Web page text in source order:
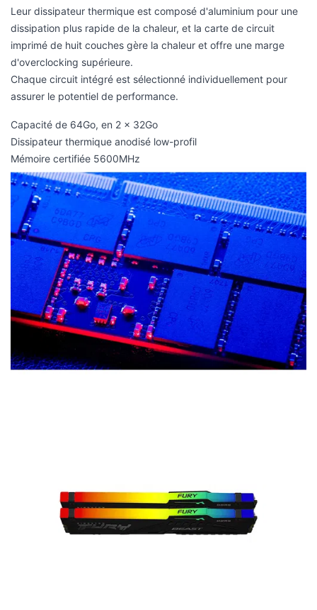
Leur dissipateur thermique est composé d'aluminium pour une
dissipation plus rapide de la chaleur, et la carte de circuit
imprimé de huit couches gère la chaleur et offre une marge
d'overclocking supérieure.
Chaque circuit intégré est sélectionné individuellement pour
assurer le potentiel de performance.
Capacité de 64Go, en 2 x 32Go
Dissipateur thermique anodisé low-profil
Mémoire certifiée 5600MHz